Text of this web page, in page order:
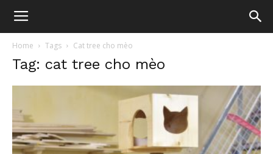
Home Tags Cat tree cho mèo
Tag: cat tree cho mèo